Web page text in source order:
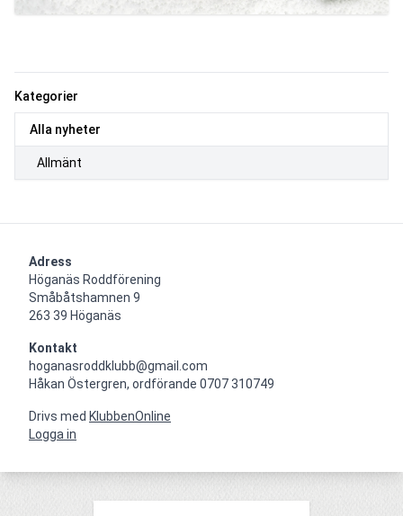
Kategorier
Alla nyheter
Allmänt
Adress
Höganäs Roddförening
Småbåtshamnen 9
263 39 Höganäs
Kontakt
hoganasroddklubb@gmail.com
Håkan Östergren, ordförande 0707 310749
Drivs med KlubbenOnline
Logga in